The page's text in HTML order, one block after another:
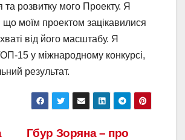
розвитку мого Проекту. Я
моїм проектом зацікавилися
від його масштабу. Я
15 у міжнародному конкурсі,
результат.
Гбур Зоряна – про